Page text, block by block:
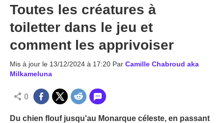
Toutes les créatures à
toiletter dans le jeu et
comment les apprivoiser
Mis à jour le 13/12/2024 à 17:20 Par Camille Chabroud aka
Milkameluna
0
Du chien flouf jusqu'au Monarque céleste, en passant